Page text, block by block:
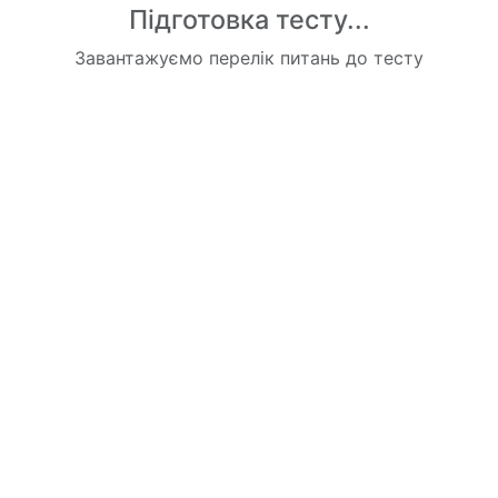
Підготовка тесту...
Завантажуємо перелік питань до тесту